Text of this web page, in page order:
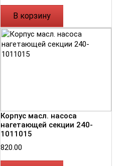
В корзину
Корпус масл. насоса
нагетающей секции 240-
1011015
820.00